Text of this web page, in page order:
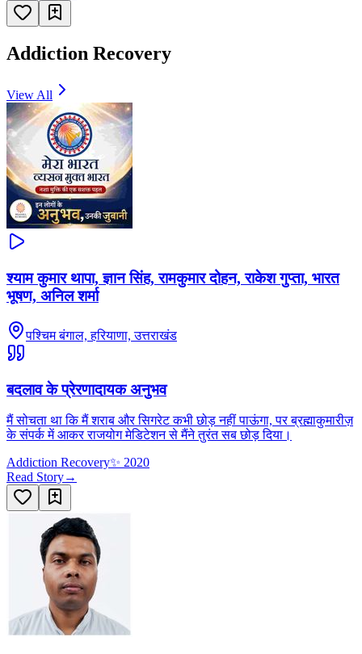
Addiction Recovery
View All
श्याम कुमार थापा, ज्ञान सिंह, रामकुमार दोहन, राकेश गुप्ता, भारत
भूषण, अनिल शर्मा
पश्चिम बंगाल, हरियाणा, उत्तराखंड
बदलाव के प्रेरणादायक अनुभव
मैं सोचता था कि मैं शराब और सिगरेट कभी छोड़ नहीं पाऊंगा, पर ब्रह्माकुमारीज़
के संपर्क में आकर राजयोग मेडिटेशन से मैंने तुरंत सब छोड़ दिया।
Addiction Recovery✨ 2020
Read Story→